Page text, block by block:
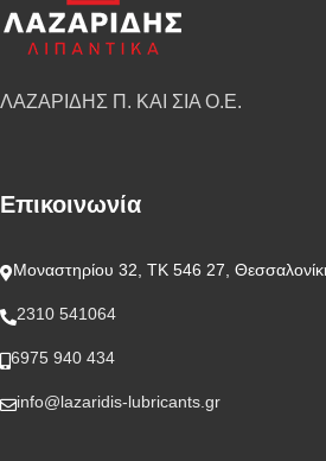
ΛΑΖΑΡΙΔΗΣ Π. ΚΑΙ ΣΙΑ Ο.Ε.
Επικοινωνία
Μοναστηρίου 32, ΤΚ 546 27,
2310 541064
6975 940 434
info@lazaridis-lubricants.gr